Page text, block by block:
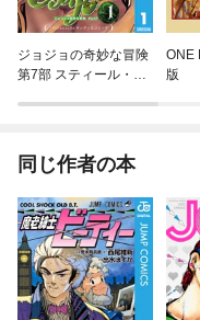
ジョジョの奇妙な冒険
第7部 スティール・ボ
ONE
版
同じ作者の本